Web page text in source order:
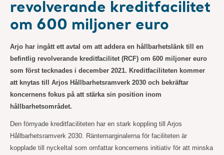
revolverande kreditfacilitet
om 600 miljoner euro
Arjo har ingått ett avtal om att addera en hållbarhetslänk till en
befintlig revolverande kreditfacilitet (RCF) om 600 miljoner euro
som först tecknades i december 2021. Kreditfaciliteten kommer
att knytas till Arjos Hållbarhetsramverk 2030 och bekräftar
koncernens fokus på att stärka sin position inom
hållbarhetsområdet.
Den förnyade kreditfaciliteten har en stark koppling till Arjos
Hållbarhetsramverk 2030. Räntemarginalerna för faciliteten är
kopplade till nyckeltal som omfattar koncernens initiativ för att minska